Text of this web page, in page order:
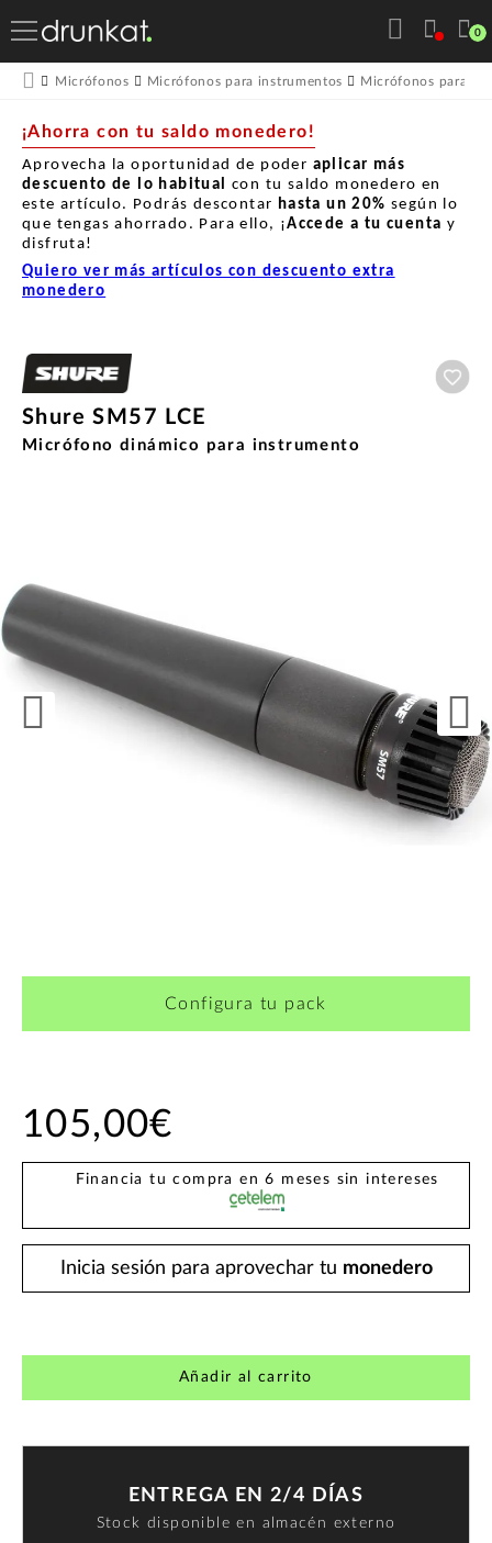
0
Micrófonos Micrófonos para instrumentos Micrófonos para
¡Ahorra con tu saldo monedero!
Aprovecha la oportunidad de poder aplicar más
descuento de lo habitual con tu saldo monedero en
este artículo. Podrás descontar hasta un 20% según lo
que tengas ahorrado. Para ello, ¡Accede a tu cuenta y
disfruta!
Quiero ver más artículos con descuento extra
monedero
Shure SM57 LCE
Micrófono dinámico para instrumento
Configura tu pack
105,00€
Financia tu compra en 6 meses sin intereses
Inicia sesión para aprovechar tu monedero
Añadir al carrito
ENTREGA EN 2/4 DÍAS
Stock disponible en almacén externo